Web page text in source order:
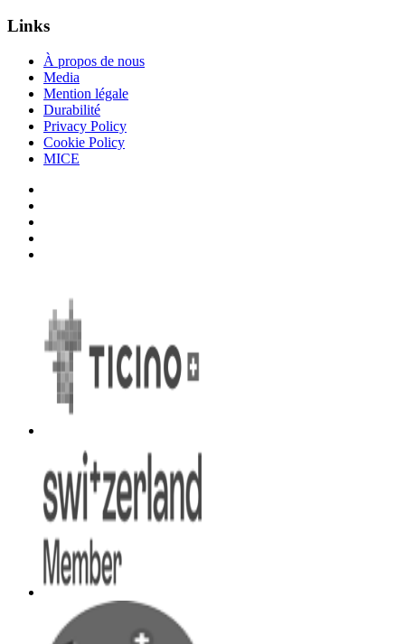
Links
À propos de nous
Media
Mention légale
Durabilité
Privacy Policy
Cookie Policy
MICE